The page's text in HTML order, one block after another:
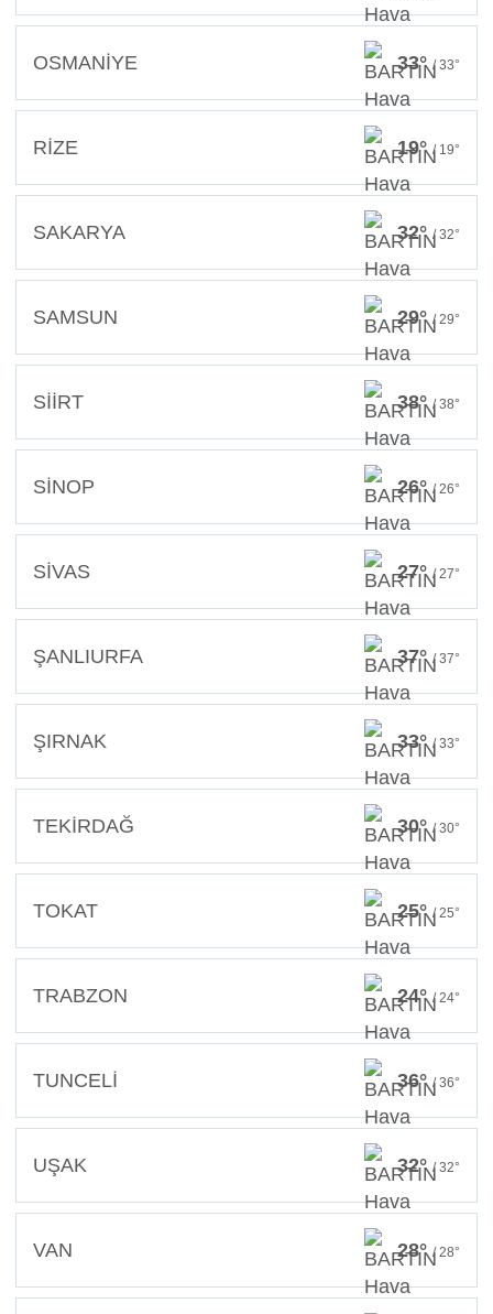
OSMANİYE 33° / 33°
RİZE 19° / 19°
SAKARYA 32° / 32°
SAMSUN 29° / 29°
SİİRT 38° / 38°
SİNOP 26° / 26°
SİVAS 27° / 27°
ŞANLIURFA 37° / 37°
ŞIRNAK 33° / 33°
TEKİRDAĞ 30° / 30°
TOKAT 25° / 25°
TRABZON 24° / 24°
TUNCELİ 36° / 36°
UŞAK 32° / 32°
VAN 28° / 28°